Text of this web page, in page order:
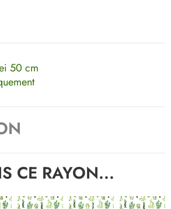
50 cm
CE RAYON...